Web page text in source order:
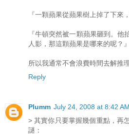
『一顆蘋果從蘋果樹上掉了下來
『牛頓突然被一顆蘋果砸到。
人影，那這顆蘋果是哪來的呢？』
所以我通常不會浪費時間去解推
Reply
Plumm July 24, 2008 at 8:42 AM
> 其實你只要掌握幾個重點，再
謎：